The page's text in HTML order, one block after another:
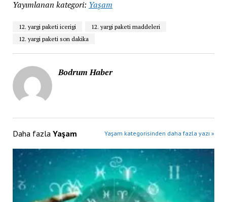
Yayımlanan kategori: Yaşam
12. yargi paketi icerigi
12. yargi paketi maddeleri
12. yargi paketi son dakika
Bodrum Haber
Daha fazla Yaşam Yaşam kategorisinden daha fazla yazı »